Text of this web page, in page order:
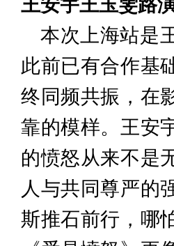
王安宇王玉雯路
本次上海站是
此前已有合作基
终同频共振， 在
靠的模样。王安
的愤怒从来不是
人与共同尊严的
斯推石前行，哪